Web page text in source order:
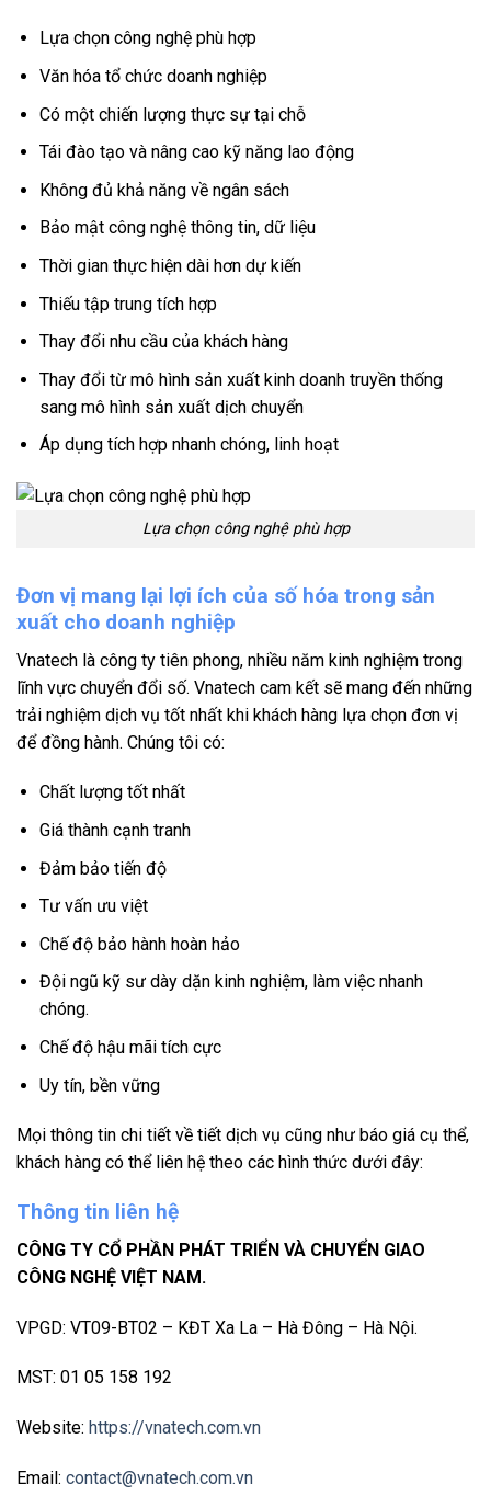
Lựa chọn công nghệ phù hợp
Văn hóa tổ chức doanh nghiệp
Có một chiến lượng thực sự tại chỗ
Tái đào tạo và nâng cao kỹ năng lao động
Không đủ khả năng về ngân sách
Bảo mật công nghệ thông tin, dữ liệu
Thời gian thực hiện dài hơn dự kiến
Thiếu tập trung tích hợp
Thay đổi nhu cầu của khách hàng
Thay đổi từ mô hình sản xuất kinh doanh truyền thống
sang mô hình sản xuất dịch chuyển
Áp dụng tích hợp nhanh chóng, linh hoạt
Lựa chọn công nghệ phù hợp
Đơn vị mang lại lợi ích của số hóa trong sản
xuất cho doanh nghiệp
Vnatech là công ty tiên phong, nhiều năm kinh nghiệm trong
lĩnh vực chuyển đổi số. Vnatech cam kết sẽ mang đến những
trải nghiệm dịch vụ tốt nhất khi khách hàng lựa chọn đơn vị
để đồng hành. Chúng tôi có:
Chất lượng tốt nhất
Giá thành cạnh tranh
Đảm bảo tiến độ
Tư vấn ưu việt
Chế độ bảo hành hoàn hảo
Đội ngũ kỹ sư dày dặn kinh nghiệm, làm việc nhanh
chóng.
Chế độ hậu mãi tích cực
Uy tín, bền vững
Mọi thông tin chi tiết về tiết dịch vụ cũng như báo giá cụ thể,
khách hàng có thể liên hệ theo các hình thức dưới đây:
Thông tin liên hệ
CÔNG TY CỔ PHẦN PHÁT TRIỂN VÀ CHUYỂN GIAO
CÔNG NGHỆ VIỆT NAM.
VPGD: VT09-BT02 – KĐT Xa La – Hà Đông – Hà Nội.
MST: 01 05 158 192
Website: https://vnatech.com.vn
Email: contact@vnatech.com.vn